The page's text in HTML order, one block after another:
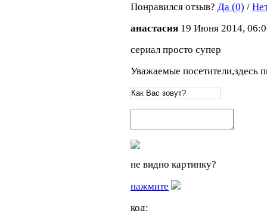
Понравился отзыв? Да (0) /
анастасия 19 Июня 2014,
сериал просто супер
Уважаемые посетители,здесь
не видно картинку?
нажмите
код: